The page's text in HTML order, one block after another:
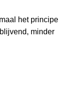
het principe
minder